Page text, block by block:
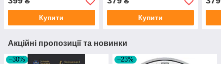
Докучаєва"
Купити
інститут`"
Купити
Акційні пропозиції та новинки
–30% –23%